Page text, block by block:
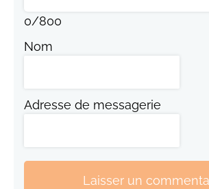
0/800
Nom
Adresse de messagerie
Laisser un